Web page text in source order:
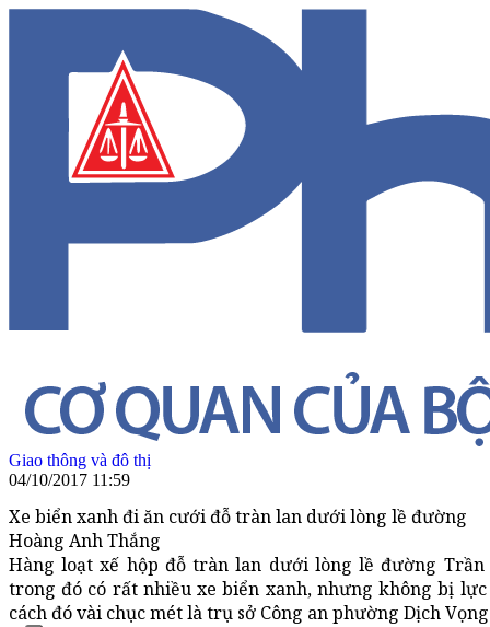
Giao thông và đô thị
04/10/2017 11:59
Xe biển xanh đi ăn cưới đỗ tràn lan dưới lòng lề đường
Hoàng Anh Thắng
Hàng loạt xế hộp đỗ tràn lan dưới lòng lề đường Trần
trong đó có rất nhiều xe biển xanh, nhưng không bị
cách đó vài chục mét là trụ sở Công an phường Dịch